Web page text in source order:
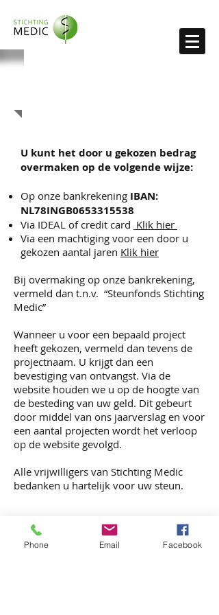
U kunt het door u gekozen bedrag
overmaken op de volgende wijze:
Op onze bankrekening IBAN:
NL78INGB0653315538
Via IDEAL of credit card Klik hier
Via een machtiging voor een door u
gekozen aantal jaren Klik hier
Bij overmaking op onze bankrekening,
vermeld dan t.n.v. “Steunfonds Stichting
Medic”
Wanneer u voor een bepaald project
heeft gekozen, vermeld dan tevens de
projectnaam. U krijgt dan een
bevestiging van ontvangst. Via de
website houden we u op de hoogte van
de besteding van uw geld. Dit gebeurt
door middel van ons jaarverslag en voor
een aantal projecten wordt het verloop
op de website gevolgd.
Alle vrijwilligers van Stichting Medic
bedanken u hartelijk voor uw steun.
​Openingstijden:
Dinsdag- en donderdagmorgen
09.00 - 12.00
Phone Email Facebook